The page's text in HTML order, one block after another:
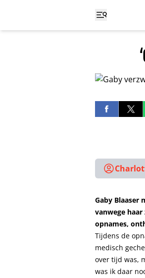
Gaby Blaaser
vanwege
opnames,
Tijdens de
medisch
over tijd was,
was ik daar